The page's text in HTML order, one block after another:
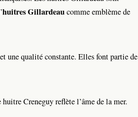
huitres Gillardeaucomme emblème de
une qualité constante. Elles font partie de
Creneguy reflète l’âme de la mer.